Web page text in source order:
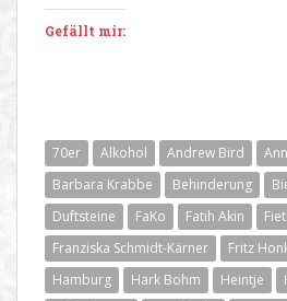
Gefällt mir:
70er Alkohol Andrew Bird
Barbara Krabbe
Behinderung
Duftsteine
FaKo Fatih Akin
Franziska Schmidt-Kärner
Fritz
Hamburg
Hark Bohm Heintje